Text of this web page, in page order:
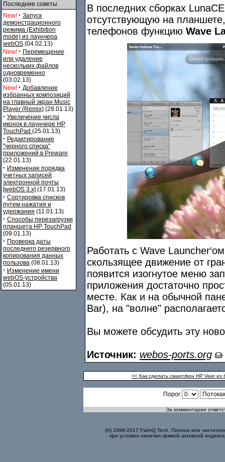
Последние советы
New! · Запуск
демонстрационного
режима (Exhibition
mode) из лаунчера
webOS (04.02.13)
New! · Перемещение
или удаление
нескольких файлов
одновременно
(03.02.13)
New! · Добавление
избранных композиций
на главный экран Music
Player (Remix) (28.01.13)
· Увеличение числа
иконок в лаунчере HP
TouchPad (25.01.13)
· Редактирование
"черного списка"
приложений в Preware
(22.01.13)
· Изменение порядка
учетных записей
электронной почты
[webOS 3.x] (17.01.13)
· Сортировка списков
путем нажатия и
удержания (11.01.13)
· Способы перезагрузки
планшета HP TouchPad
(09.01.13)
· Проверка даты
последнего резервного
копирования данных
пользова (08.01.13)
· Изменение имени
webOS-устройства
(05.01.13)
В последних сборках
отсутствующую на
телефонов функцию Wave
Работать с Wave
скользящее движение от
появится изогнутое меню
приложения достаточно
месте. Как и на обычной
Bar), на "волне"
Вы можете обсудить эту
Источник: webos-ports.org
<< Как сделать смартфон HP Veer из
Порог
За комментарии
(©) 1999-2017 PalmQ Tech. Полное или
при условии наличия прямой активной